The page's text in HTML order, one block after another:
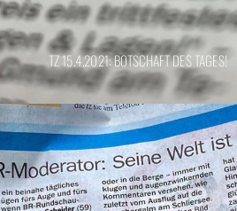
TZ 15.4.2021: BOTSCHAFT DES TAGES!